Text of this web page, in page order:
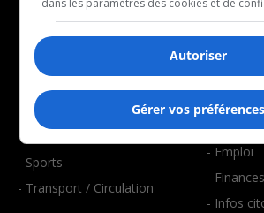
- Culture
- Économie
- Éducation
- Environnement
- Faits divers
- Santé et bien-être
- Sports
- Transport / Circulation
- Affaires
- Art de
- Bien-
- Emploi
- Finances
- Infos
dans les paramètres des cookies et de
Autoriser
Gérer vos préférences